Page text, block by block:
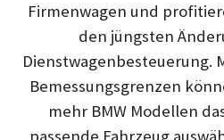
Firmenwagen und
den jüngsten
Dienstwagenbesteuerung.
Bemessungsgrenzen
mehr BMW Modellen